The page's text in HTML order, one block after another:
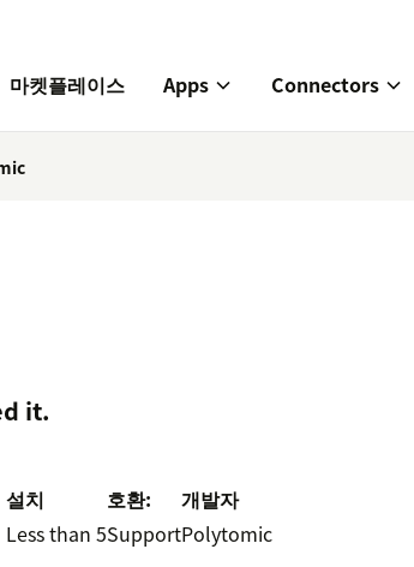
마켓플레이스 Apps Connectors
it.
설치
Less than 5
호환:
Support
개발자
Polytomic